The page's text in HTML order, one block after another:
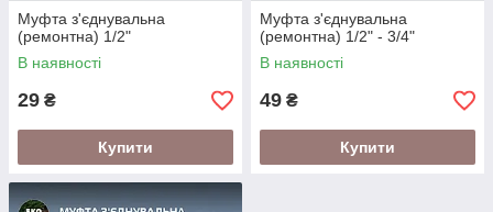
Муфта з'єднувальна
(ремонтна) 1/2"
В наявності
29 ₴
Купити
Муфта з'єднувальна
(ремонтна) 1/2" - 3/4"
В наявності
49 ₴
Купити